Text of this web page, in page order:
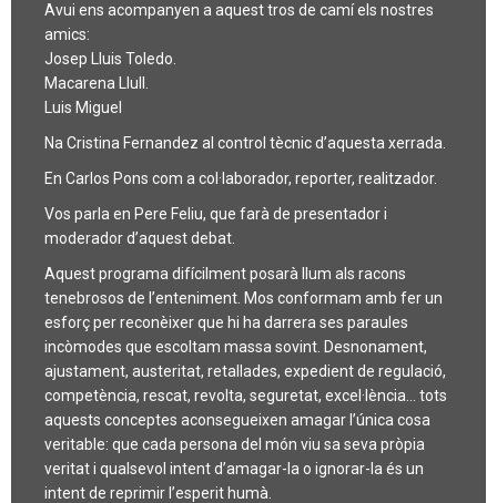
Avui ens acompanyen a aquest tros de camí els nostres
amics:
Josep Lluis Toledo.
Macarena Llull.
Luis Miguel
Na Cristina Fernandez al control tècnic d’aquesta xerrada.
En Carlos Pons com a col·laborador, reporter, realitzador.
Vos parla en Pere Feliu, que farà de presentador i
moderador d’aquest debat.
Aquest programa difícilment posarà llum als racons
tenebrosos de l’enteniment. Mos conformam amb fer un
esforç per reconèixer que hi ha darrera ses paraules
incòmodes que escoltam massa sovint. Desnonament,
ajustament, austeritat, retallades, expedient de regulació,
competència, rescat, revolta, seguretat, excel·lència… tots
aquests conceptes aconsegueixen amagar l’única cosa
veritable: que cada persona del món viu sa seva pròpia
veritat i qualsevol intent d’amagar-la o ignorar-la és un
intent de reprimir l’esperit humà.